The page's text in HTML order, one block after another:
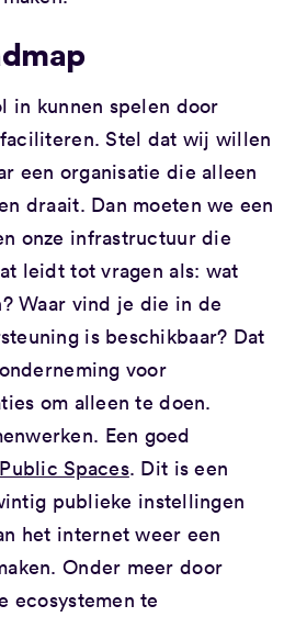
in kunnen spelen door
Stel dat wij willen
een organisatie die alleen
draait. Dan moeten we een
onze infrastructuur die
leidt tot vragen als: wat
Waar vind je die in de
is beschikbaar? Dat
voor
om alleen te doen.
Een goed
Public Spaces. Dit is een
publieke instellingen
het internet weer een
Onder meer door
ecosystemen te